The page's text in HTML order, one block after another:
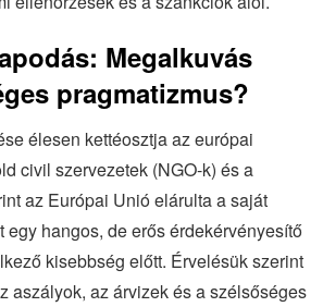
Megalkuvás
pragmatizmus?
élesen kettéosztja az európai
civil szervezetek (NGO-k) és a
az Európai Unió elárulta a saját
egy hangos, de erős érdekérvényesítő
kisebbség előtt. Érvelésük szerint
aszályok, az árvizek és a szélsőséges